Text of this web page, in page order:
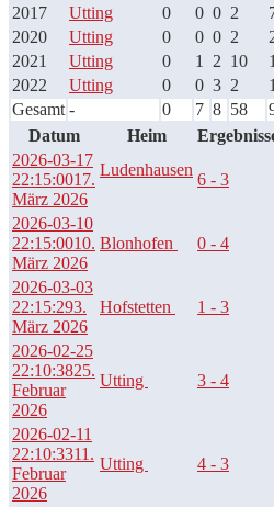
2017
Utting 0 0 0 2
2020
Utting 0 0 0 2
2021
Utting 0 1 2 10
2022
Utting 0 0 3 2
Gesamt - 0 7 8 58
Datum
Heim
2026-03-17
22:15:0017.
März 2026
Ludenhausen
6 - 3
2026-03-10
22:15:0010.
März 2026
Blonhofen 0 - 4
2026-03-03
22:15:293.
März 2026
Hofstetten 1 - 3
2026-02-25
22:10:3825.
Februar
2026
Utting 3 - 4
2026-02-11
22:10:3311.
Februar
2026
Utting 4 - 3